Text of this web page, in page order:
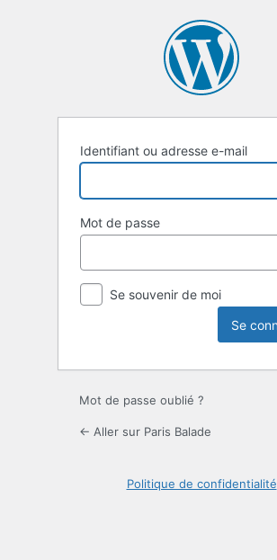
Identifiant ou adresse e-mail
Mot de passe
Se souvenir de moi
Mot de passe oublié ?
← Aller sur Paris Balade
Politique de confidentialité